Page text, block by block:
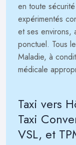
en toute
expérimentés
et ses environs,
ponctuel. Tous
Maladie, à
médicale
Taxi vers
Taxi
VSL, et